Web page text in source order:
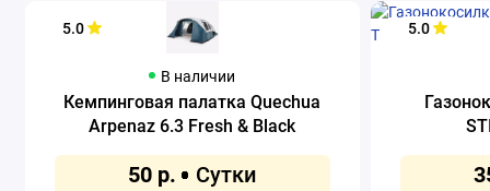
5.0
В наличии
Кемпинговая палатка Quechua
Arpenaz 6.3 Fresh & Black
50 р.
5.0